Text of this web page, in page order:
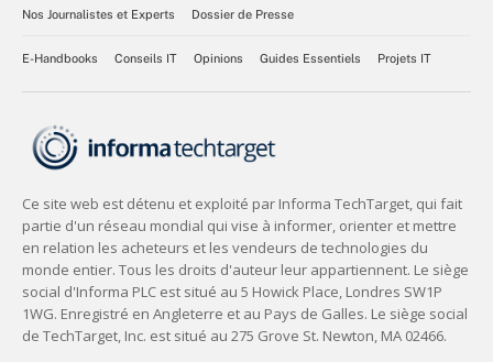
Nos Journalistes et Experts
Dossier de Presse
E-Handbooks Conseils IT Opinions Guides Essentiels Projets IT